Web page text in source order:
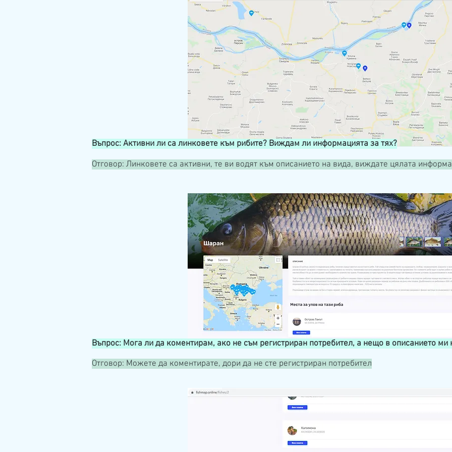
Въпрос: Активни ли са линковете към рибите? Виждам ли информацията за тях?
Отговор: Линковете са активни, те ви водят към описанието на вида, виждате цялата
Въпрос: Мога ли да коментирам, ако не съм регистриран потребител, а нещо в описанието ми
Отговор: Можете да коментирате, дори да не сте регистриран потребител